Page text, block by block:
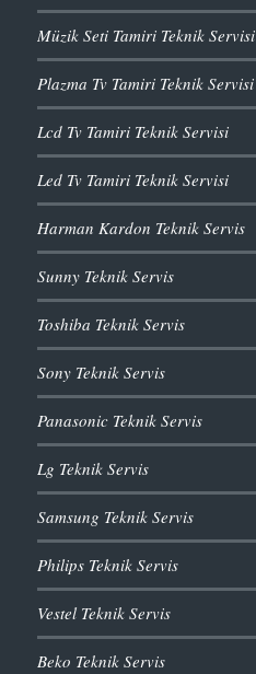
Müzik Seti Tamiri Teknik Servisi
Plazma Tv Tamiri Teknik Servisi
Lcd Tv Tamiri Teknik Servisi
Led Tv Tamiri Teknik Servisi
Harman Kardon Teknik Servis
Sunny Teknik Servis
Toshiba Teknik Servis
Sony Teknik Servis
Panasonic Teknik Servis
Lg Teknik Servis
Samsung Teknik Servis
Philips Teknik Servis
Vestel Teknik Servis
Beko Teknik Servis